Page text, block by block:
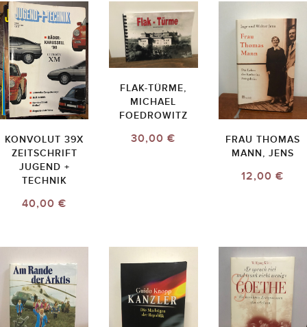
KONVOLUT 39X
ZEITSCHRIFT
JUGEND +
TECHNIK
40,00 €
FLAK-TÜRME,
MICHAEL
FOEDROWITZ
30,00 €
FRAU THOMAS
MANN, JENS
12,00 €